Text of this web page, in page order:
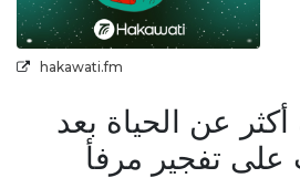
hakawati.fm
أكثر عن الحياة بعد
على تفجير مرفأ